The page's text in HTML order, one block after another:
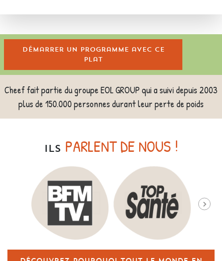
Démarrer un programme avec ce
plat
Cheef fait partie du groupe EOL GROUP qui a suivi depuis 2003
plus de 150.000 personnes durant leur perte de poids
ILS PARLENT DE NOUS !